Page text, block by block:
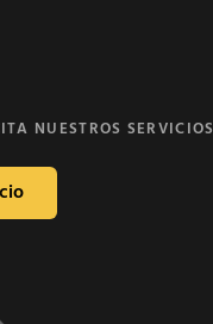
NUESTROS SERVICIOS